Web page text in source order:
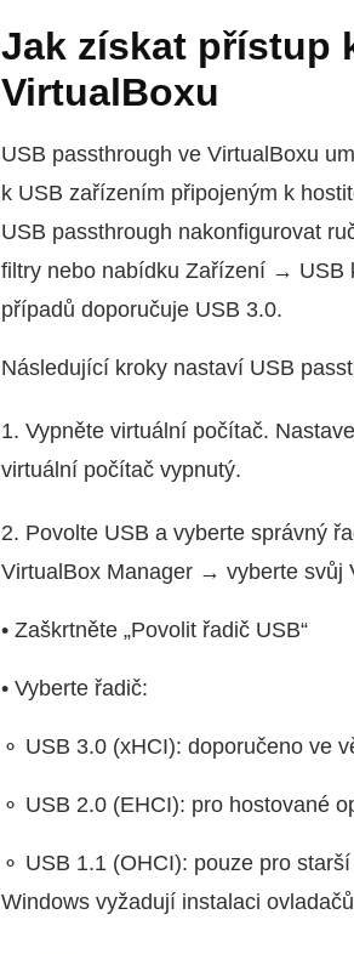
Jak získat přístup
VirtualBoxu
USB passthrough ve VirtualBoxu
k USB zařízením připojeným k
USB passthrough nakonfigurovat
filtry nebo nabídku Zařízení → USB
případů doporučuje USB 3.0.
Následující kroky nastaví USB
1. Vypněte virtuální počítač.
virtuální počítač vypnutý.
2. Povolte USB a vyberte správný
VirtualBox Manager → vyberte
• Zaškrtněte „Povolit řadič USB“
• Vyberte řadič:
⚬ USB 3.0 (xHCI): doporučeno ve
⚬ USB 2.0 (EHCI): pro hostované
⚬ USB 1.1 (OHCI): pouze pro
Windows vyžadují instalaci